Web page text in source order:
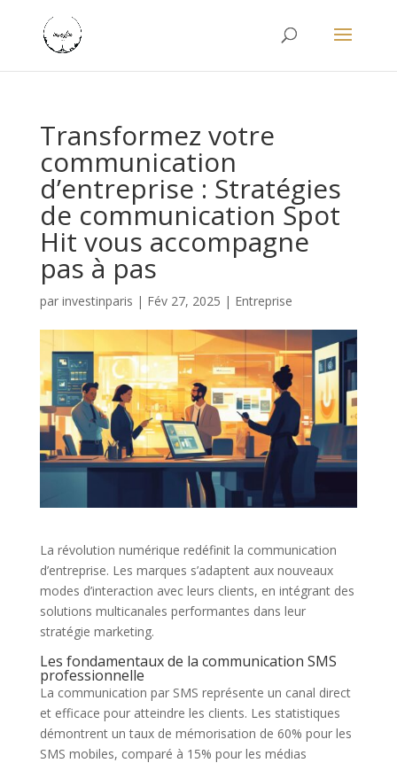
Transformez votre
communication
d’entreprise : Stratégies
de communication Spot
Hit vous accompagne
pas à pas
par investinparis | Fév 27, 2025 | Entreprise
La révolution numérique redéfinit la communication
d’entreprise. Les marques s’adaptent aux nouveaux
modes d’interaction avec leurs clients, en intégrant des
solutions multicanales performantes dans leur
stratégie marketing.
Les fondamentaux de la communication SMS
professionnelle
La communication par SMS représente un canal direct
et efficace pour atteindre les clients. Les statistiques
démontrent un taux de mémorisation de 60% pour les
SMS mobiles, comparé à 15% pour les médias